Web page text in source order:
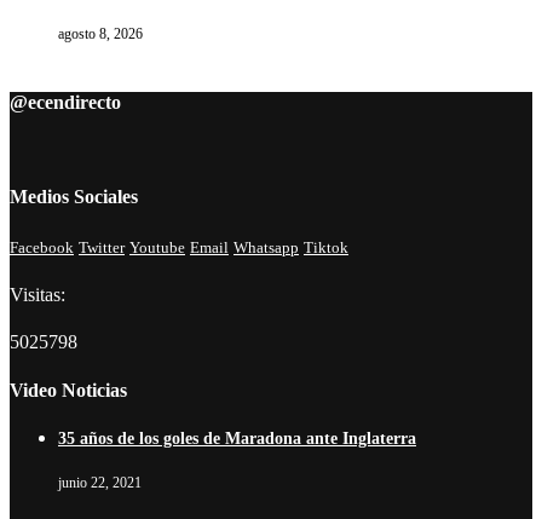
agosto 8, 2026
@ecendirecto
Medios Sociales
Facebook Twitter Youtube Email Whatsapp Tiktok
Visitas:
5025798
Video Noticias
35 años de los goles de Maradona ante Inglaterra
junio 22, 2021